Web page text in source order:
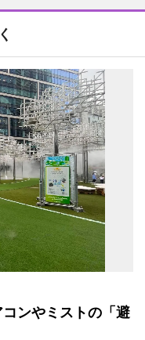
ンやミストの「避